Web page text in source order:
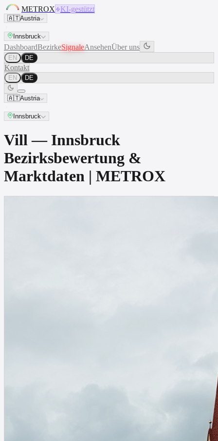
METROX KI-gestützt
🇦🇹Austria
Innsbruck
DashboardBezirkeSignaleAnsehenÜber uns
EN DE
Kontakt
EN DE
🇦🇹Austria
Innsbruck
Vill — Innsbruck
Bezirksbewertung &
Marktdaten | METROX